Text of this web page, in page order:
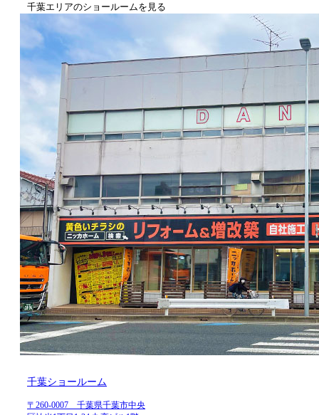
千葉エリアのショールームを見る
千葉ショールーム
〒260-0007 千葉県千葉市中央